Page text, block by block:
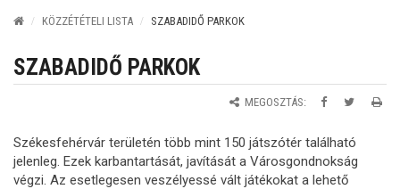
KÖZZÉTÉTELI LISTA SZABADIDŐ PARKOK
SZABADIDŐ PARKOK
MEGOSZTÁS:
Székesfehérvár területén több mint 150 játszótér található
jelenleg. Ezek karbantartását, javítását a Városgondnokság
végzi. Az esetlegesen veszélyessé vált játékokat a lehető